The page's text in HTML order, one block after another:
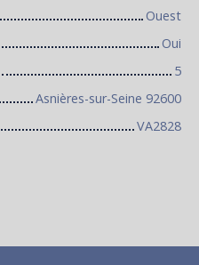
Ouest
Oui
5
Asnières-sur-Seine 92600
VA2828